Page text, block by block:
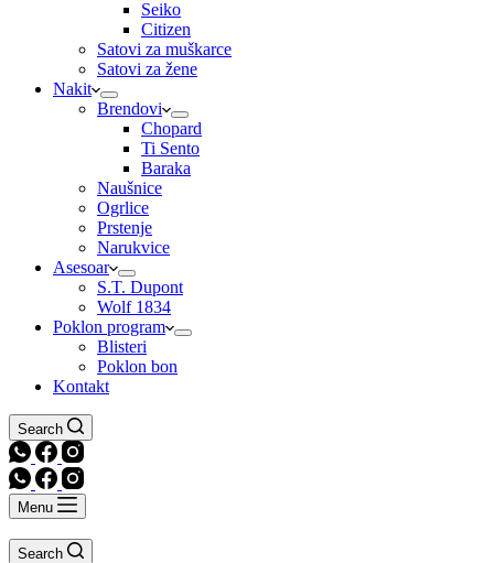
Seiko
Citizen
Satovi za muškarce
Satovi za žene
Nakit
Brendovi
Chopard
Ti Sento
Baraka
Naušnice
Ogrlice
Prstenje
Narukvice
Asesoar
S.T. Dupont
Wolf 1834
Poklon program
Blisteri
Poklon bon
Kontakt
Search
Menu
Search